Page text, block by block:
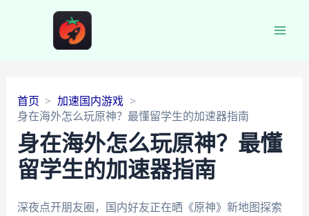
首页
加速国内游戏
身在海外怎么玩原神？最懂留学生的加速器指南
身在海外怎么玩原神？最懂
留学生的加速器指南
深夜点开朋友圈，国内好友正在晒《原神》新地图探索